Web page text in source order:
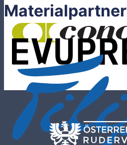
Materialpartner